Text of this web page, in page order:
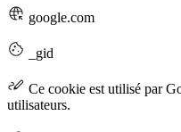
google.com
_gid
Ce cookie est utilisé par
utilisateurs.